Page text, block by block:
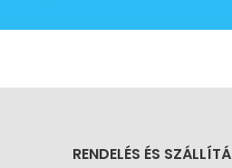
RENDELÉS ÉS